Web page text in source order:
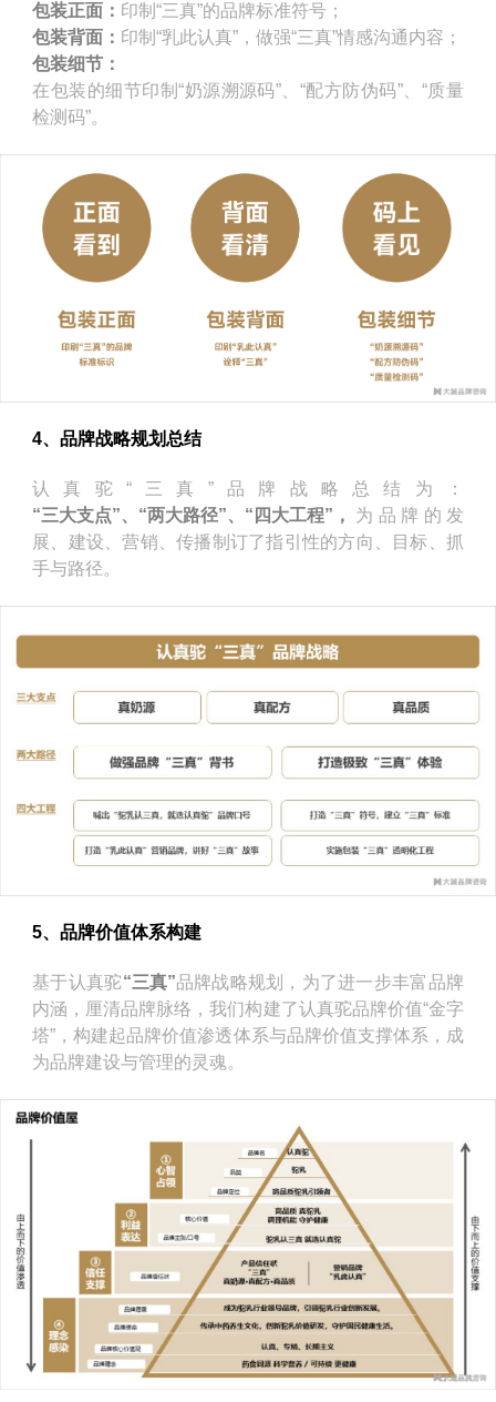
包装正面： 印制“三真”的品牌标准符号；
包装背面： 印制“乳此认真”，做强“三真”情感沟通内容；
包装细节：
在包装的细节印制“奶源溯源码”、“配方防伪码”、“质量
检测码”。
4、品牌战略规划总结
认真驼“三真”品牌战略总结为：
“三大支点”、“两大路径”、“四大工程”，
为品牌的发
展、建设、营销、传播制订了指引性的方向、目标、抓
手与路径。
5、品牌价值体系构建
基于认真驼“三真”品牌战略规划，为了进一步丰富品牌
内涵，厘清品牌脉络，我们构建了认真驼品牌价值“金字
塔”，构建起品牌价值渗透体系与品牌价值支撑体系，成
为品牌建设与管理的灵魂。